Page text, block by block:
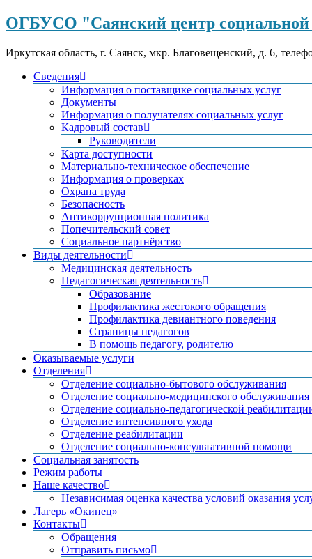
ОГБУСО "Саянский центр социальной
Иркутская область, г. Саянск, мкр. Благовещенский, д. 6,
Сведения
Информация о поставщике социальных услуг
Документы
Информация о получателях социальных услуг
Кадровый состав
Руководители
Карта доступности
Материально-техническое обеспечение
Информация о проверках
Охрана труда
Безопасность
Антикоррупционная политика
Попечительский совет
Социальное партнёрство
Виды деятельности
Медицинская деятельность
Педагогическая деятельность
Образование
Профилактика жестокого обращения
Профилактика девиантного поведения
Страницы педагогов
В помощь педагогу, родителю
Оказываемые услуги
Отделения
Отделение социально-бытового обслуживания
Отделение социально-медицинского обслуживания
Отделение социально-педагогической
Отделение интенсивного ухода
Отделение реабилитации
Отделение социально-консультативной помощи
Социальная занятость
Режим работы
Наше качество
Независимая оценка качества условий оказания
Лагерь «Окинец»
Контакты
Обращения
Отправить письмо